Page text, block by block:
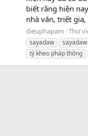
biết rằng hiện
nhà văn, triết gia,
dieuphapam Thư
sayadaw
tỳ kheo pháp thông